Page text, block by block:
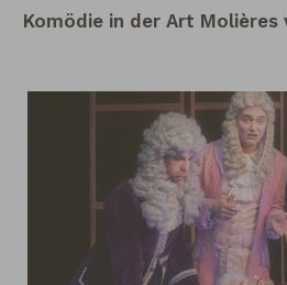
Komödie in der Art Molières